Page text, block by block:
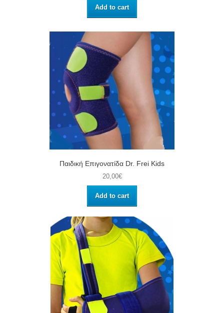
Add to cart
Παιδική Επιγονατίδα Dr. Frei Kids
20,00€
Add to cart